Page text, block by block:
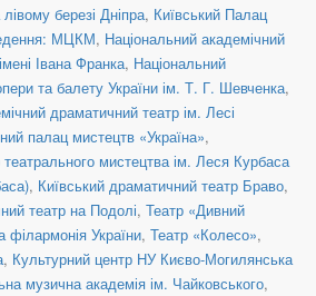
березі Дніпра, Київський Палац
МЦКМ, Національний академічний
Івана Франка, Національний
та балету України ім. Т. Г. Шевченка,
драматичний театр ім. Лесі
палац мистецтв «Україна»,
мистецтва ім. Леся Курбаса
, Київський драматичний театр Браво,
театр на Подолі, Театр «Дивний
філармонія України, Театр «Колесо»,
, Культурний центр НУ Києво-Могилянська
музична академія ім. Чайковського,